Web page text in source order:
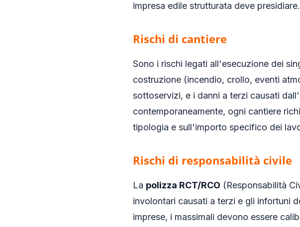
impresa edile strutturata deve presidiare.
Rischi di cantiere
Sono i rischi legati all'esecuzione dei
costruzione (incendio, crollo, eventi
sottoservizi, e i danni a terzi causati
contemporaneamente, ogni cantiere
tipologia e sull'importo specifico dei
Rischi di responsabilità civile
La polizza RCT/RCO (Responsabilità
involontari causati a terzi e gli infortuni
imprese, i massimali devono essere